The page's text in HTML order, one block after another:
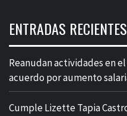
ENTRADAS RECIENTES
Reanudan actividades en
acuerdo por aumento
Cumple Lizette Tapia